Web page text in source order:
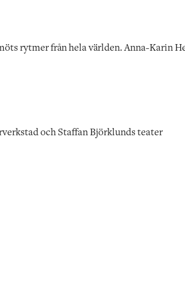
rytmer från hela världen. Anna-Karin
och Staffan Björklunds teater